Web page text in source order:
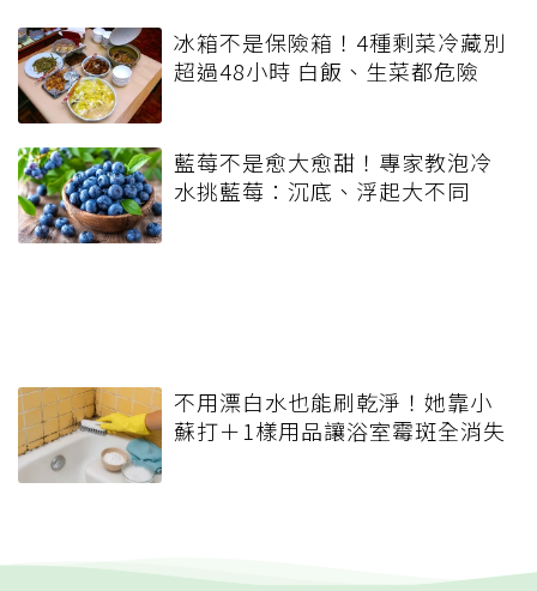
冰箱不是保險箱！4種剩菜冷藏別
超過48小時 白飯、生菜都危險
藍莓不是愈大愈甜！專家教泡冷
水挑藍莓：沉底、浮起大不同
不用漂白水也能刷乾淨！她靠小
蘇打＋1樣用品讓浴室霉斑全消失